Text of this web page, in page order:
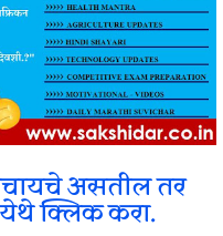
असतील तर
येथे क्लिक करा.